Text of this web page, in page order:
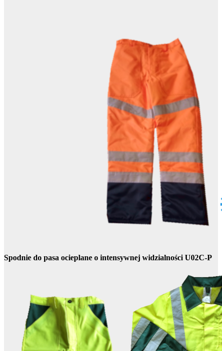
Spodnie do pasa ocieplane o intensywnej widzialności U02C-P